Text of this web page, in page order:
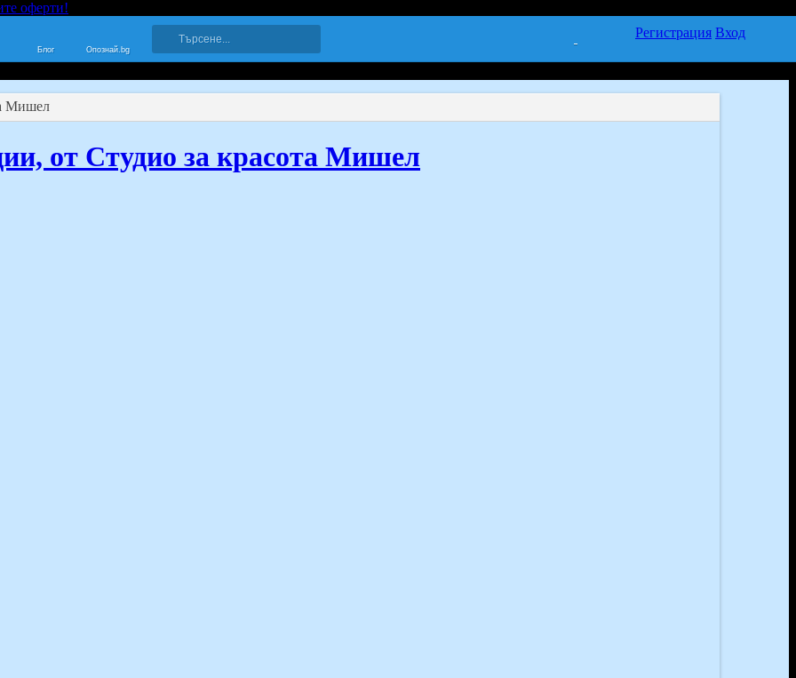
оферти!
Блог Опознай.bg
Регистрация Вход
Мишел
от Студио за красота Мишел